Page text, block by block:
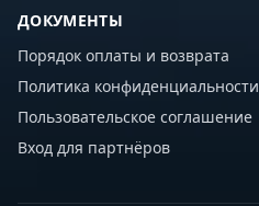
ДОКУМЕНТЫ
Порядок оплаты и возврата
Политика конфиденциальности
Пользовательское соглашение
Вход для партнёров